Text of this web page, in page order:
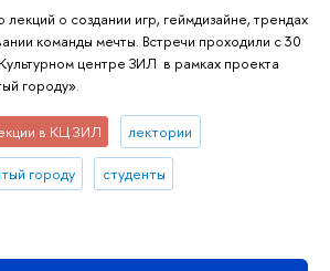
о создании игр, геймдизайне, трендах
команды мечты. Встречи проходили с 30
центре ЗИЛ в рамках проекта
городу».
в КЦ ЗИЛ лектории
городу
студенты